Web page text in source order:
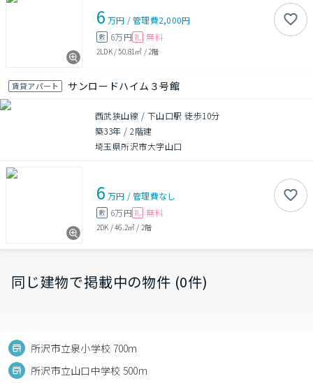
6 万円 /管理費2,000円
敷 6万円 礼 無料
2LDK/50.81㎡ / 2階
賃貸アパート サンロードハイム３号館
西武狭山線 / 下山口駅 徒歩10分
築33年 /2階建
埼玉県所沢市大字山口
6 万円 /管理費なし
敷 6万円 礼 無料
2DK /46.2㎡ / 2階
同じ建物で掲載中の物件 (0件)
所沢市立泉小学校 700m
所沢市立山口中学校 500m